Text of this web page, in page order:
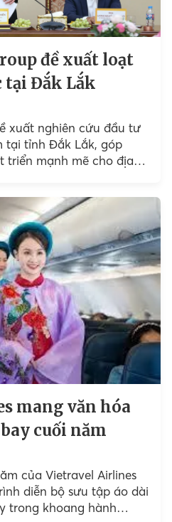
đề xuất loạt
tại Đắk Lắk
xuất nghiên cứu đầu tư
tại tỉnh Đắk Lắk, góp
triển mạnh mẽ cho địa
mang văn hóa
cuối năm
của Vietravel Airlines
diễn bộ sưu tập áo dài
trong khoang hành